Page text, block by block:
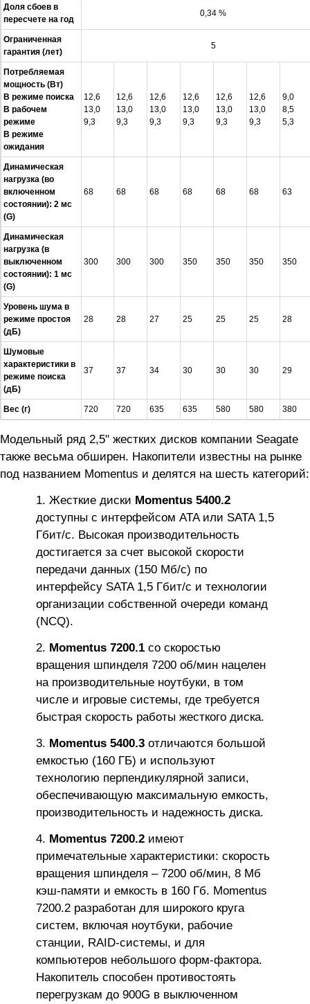
Доля сбоев в
пересчете на год
0,34 %
Ограниченная
гарантия (лет)
5
Потребляемая
мощность (Вт)
В режиме поиска
В рабочем
режиме
В режиме
ожидания
12,6
13,0
9,3
12,6
13,0
9,3
12,6
13,0
9,3
12,6
13,0
9,3
12,6
13,0
9,3
12,6
13,0
9,3
9,0
8,5
5,3
Динамическая
нагрузка (во
включенном
состоянии): 2 мс
(G)
68 68 68 68 68 68 63
Динамическая
нагрузка (в
выключенном
состоянии): 1 мс
(G)
300 300 300 350 350 350 350
Уровень шума в
режиме простоя
(дБ)
28 28 27 25 25 25 28
Шумовые
характеристики в
режиме поиска
(дБ)
37 37 34 30 30 30 29
Вес (г) 720 720 635 635 580 580 380
Модельный ряд 2,5" жестких дисков компании Seagate
также весьма обширен. Накопители известны на рынке
под названием Momentus и делятся на шесть категорий:
Жесткие диски Momentus 5400.2
доступны с интерфейсом ATA или SATA 1,5
Гбит/с. Высокая производительность
достигается за счет высокой скорости
передачи данных (150 Мб/с) по
интерфейсу SATA 1,5 Гбит/с и технологии
организации собственной очереди команд
(NCQ).
Momentus 7200.1со скоростью
вращения шпинделя 7200 об/мин нацелен
на производительные ноутбуки, в том
числе и игровые системы, где требуется
быстрая скорость работы жесткого диска.
Momentus 5400.3отличаются большой
емкостью (160 ГБ) и используют
технологию перпендикулярной записи,
обеспечивающую максимальную емкость,
производительность и надежность диска.
Momentus 7200.2имеют
примечательные характеристики: скорость
вращения шпинделя – 7200 об/мин, 8 Мб
кэш-памяти и емкость в 160 Гб. Momentus
7200.2 разработан для широкого круга
систем, включая ноутбуки, рабочие
станции, RAID-системы, и для
компьютеров небольшого форм-фактора.
Накопитель способен противостоять
перегрузкам до 900G в выключенном